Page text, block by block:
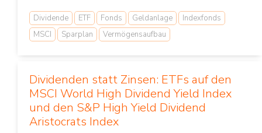
Dividende ETF Fonds Geldanlage
Indexfonds
MSCI
Sparplan Vermögensaufbau
Dividenden statt Zinsen: ETFs auf den
MSCI World High Dividend Yield Index
und den S&P High Yield Dividend
Aristocrats Index